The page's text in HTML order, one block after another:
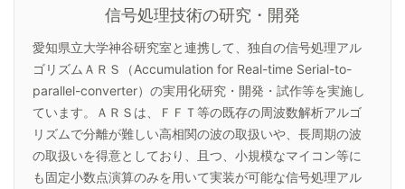
信号処理技術の研究・開発
愛知県立大学神谷研究室と連携して、独自の信号処理アル
ゴリズムＡＲＳ（Accumulation for Real-time Serial-to-
parallel-converter）の実用化研究・開発・試作等を実施し
ています。ＡＲＳは、ＦＦＴ等の既存の周波数解析アルゴ
リズムで分離が難しい高相関の波の取扱いや、長周期の波
の取扱いを得意としており、且つ、小規模なマイコン等に
も固定小数点演算のみを用いて実装が可能な信号処理アル